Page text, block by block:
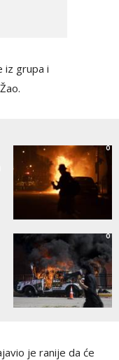
iz grupa i
0
0
je ranije da će